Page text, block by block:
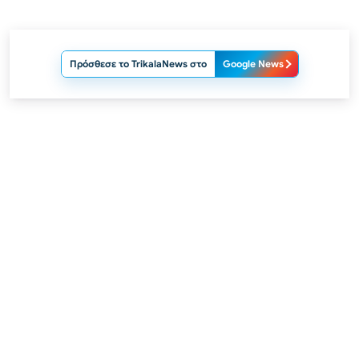
Πρόσθεσε το TrikalaNews στο Google News